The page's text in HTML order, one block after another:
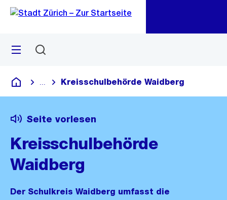
Navigation
Sprunglink
Menü
Deutsch
Blende alle Breadcrumbs ein
Kreisschulbehörde Waidberg
Seite vorlesen
Kreisschulbehörde
Waidberg
Der Schulkreis Waidberg umfasst die